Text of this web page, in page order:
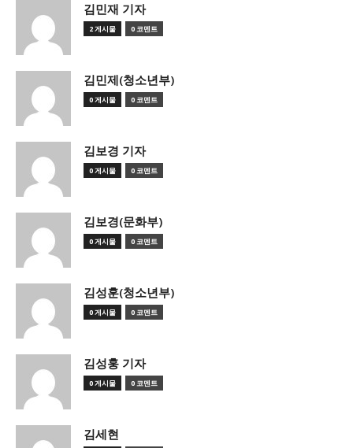
김민재 기자
2 게시물 0 코멘트
김민제(청소년부)
0 게시물 0 코멘트
김보경 기자
0 게시물 0 코멘트
김보경(문화부)
0 게시물 0 코멘트
김성훈(청소년부)
0 게시물 0 코멘트
김성훙 기자
0 게시물 0 코멘트
김세현